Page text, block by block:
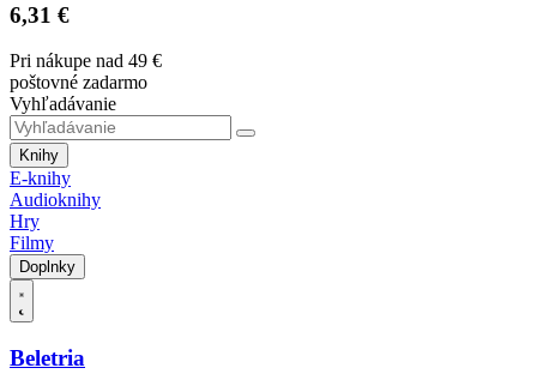
6,31 €
Pri nákupe nad 49 €
poštovné zadarmo
Vyhľadávanie
Knihy
E-knihy
Audioknihy
Hry
Filmy
Doplnky
Beletria